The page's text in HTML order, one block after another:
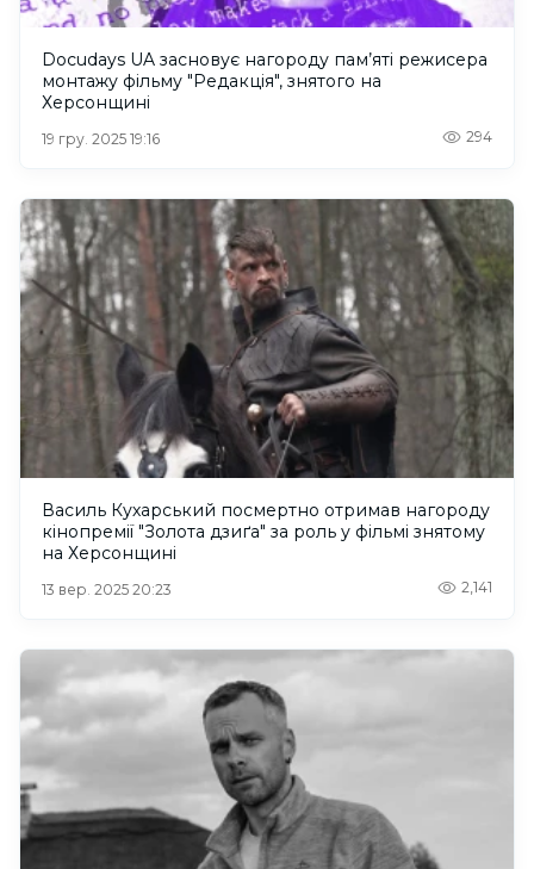
Docudays UA засновує нагороду пам’яті режисера
монтажу фільму "Редакція", знятого на
Херсонщині
19 гру. 2025 19:16 294
Василь Кухарський посмертно отримав нагороду
кінопремії "Золота дзиґа" за роль у фільмі знятому
на Херсонщині
13 вер. 2025 20:23 2,141